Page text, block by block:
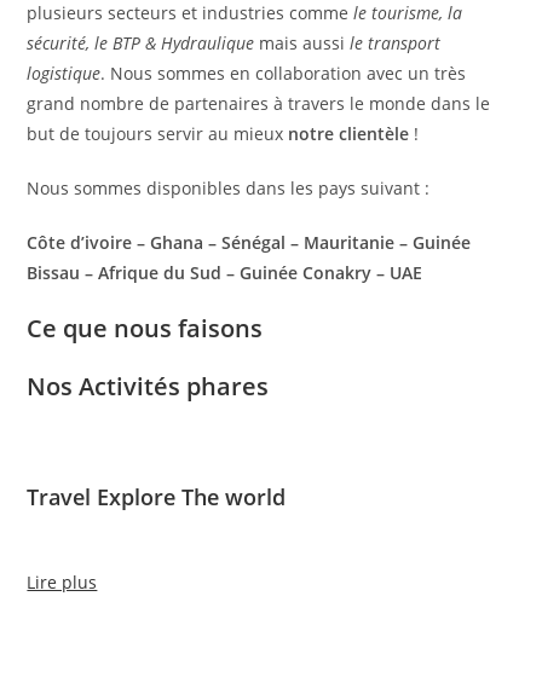
plusieurs secteurs et industries commele tourisme, la
sécurité, le BTP & Hydraulique mais aussile transport
logistique. Nous sommes en collaboration avec un très
grand nombre de partenaires à travers le monde dans le
but de toujours servir au mieux notre clientèle !
Nous sommes disponibles dans les pays suivant :
Côte d’ivoire – Ghana – Sénégal – Mauritanie – Guinée
Bissau – Afrique du Sud – Guinée Conakry – UAE
Ce que nous faisons
Nos Activités phares
Travel Explore The world
Lire plus